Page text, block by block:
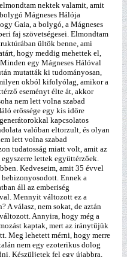
nektek valamit, amit
Mágneses Hálója
Gaia, a bolygó, a Mágneses
faj szövetségesei. Elmondtam
ültök benne, ami
hogy meddig mehettek el,
egy Mágneses Hálóval
mutatták ki tudományosan,
okból kifolyólag, amikor a
eseményt élte át, akkor
nem lett volna szabad
erőssége egy kis időre
kapcsolatos
valóban eltorzult, és olyan
lett volna szabad
tudatosság miatt volt, amit az
lettek együttérzőek.
Kedveseim, amit 35 évvel
Ennek a
áll az emberiség
Mennyit változott ez a
A válasz, nem sokat, de aztán
Annyira, hogy még a
kaptak, mert az iránytűjük
Meg lehetett mérni, hogy merre
nem egy ezoterikus dolog
Készüljetek fel egy újabbra,